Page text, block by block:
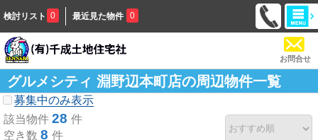
検討リスト 0 最近見た物件 0
お問合せ
グルメシティ 淵野辺本町店の周辺物件一覧
募集中のみ表示
該当物件 28 件
空き数 8 件